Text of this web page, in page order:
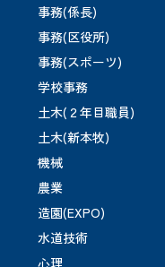
事務(係長)
事務(区役所)
事務(スポーツ)
学校事務
土木(２年目職員)
土木(新本牧)
機械
農業
造園(EXPO)
水道技術
心理